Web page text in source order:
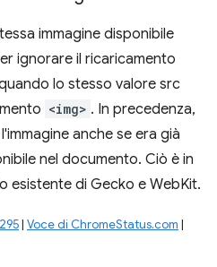
immagine disponibile
ignorare il ricaricamento
lo stesso valore src
<img> . In precedenza,
anche se era già
nel documento. Ciò è in
esistente di Gecko e WebKit.
| Voce di ChromeStatus.com |